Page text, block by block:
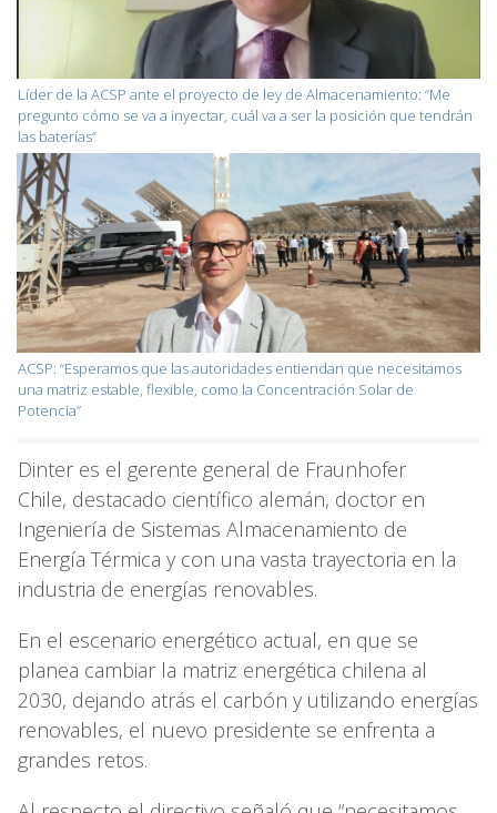
Líder de la ACSP ante el proyecto de ley de Almacenamiento: “Me
pregunto cómo se va a inyectar, cuál va a ser la posición que tendrán
las baterías”
ACSP: “Esperamos que las autoridades entiendan que necesitamos
una matriz estable, flexible, como la Concentración Solar de
Potencia”
Dinter es el gerente general de Fraunhofer
Chile, destacado científico alemán, doctor en
Ingeniería de Sistemas Almacenamiento de
Energía Térmica y con una vasta trayectoria en la
industria de energías renovables.
En el escenario energético actual, en que se
planea cambiar la matriz energética chilena al
2030, dejando atrás el carbón y utilizando energías
renovables, el nuevo presidente se enfrenta a
grandes retos.